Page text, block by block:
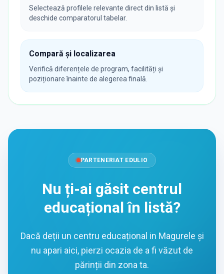
Selectează profilele relevante direct din listă și
deschide comparatorul tabelar.
Compară și localizarea
Verifică diferențele de program, facilități și
poziționare înainte de alegerea finală.
PARTENERIAT EDULIO
Nu ți-ai găsit centrul
educațional în listă?
Dacă deții un centru educațional in Magurele și
nu apari aici, pierzi ocazia de a fi văzut de
părinții din zona ta.